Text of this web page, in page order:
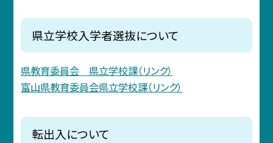
県立学校入学者選抜について
県教育委員会 県立学校課（リンク）
富山県教育委員会県立学校課（リンク）
転出入について